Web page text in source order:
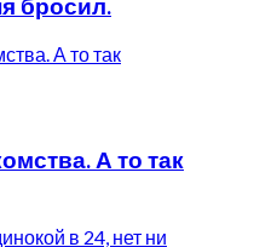
бросил.
А то так